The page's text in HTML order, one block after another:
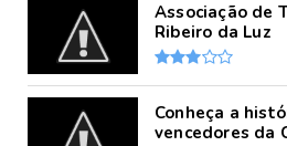
Associação de
Ribeiro da Luz
Conheça a
vencedores da